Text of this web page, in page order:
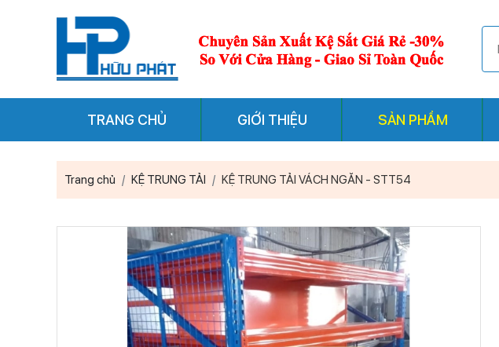
TRANG CHỦ GIỚI THIỆU SẢN PHẨM
Trang chủ KỆ TRUNG TẢI KỆ TRUNG TẢI VÁCH NGĂN - STT54